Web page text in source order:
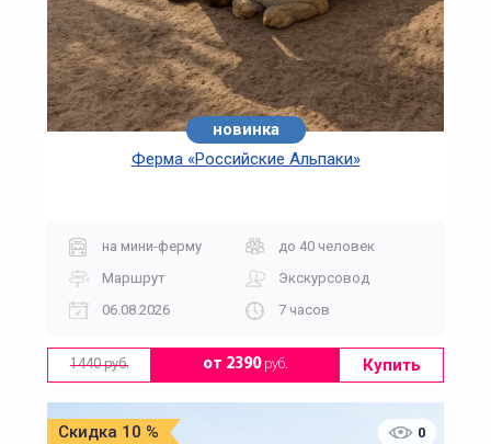
новинка
Ферма «Российские Альпаки»
на мини-ферму
до 40 человек
Маршрут
Экскурсовод
06.08.2026
7 часов
1440 руб. от 2390руб. Купить
Скидка 10 % 0